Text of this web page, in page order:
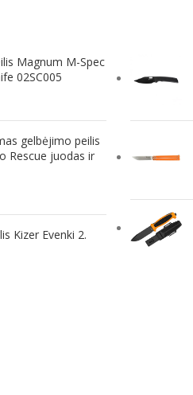
Magnum M-Spec
02SC005
gelbėjimo peilis
Rescue juodas ir
Kizer Evenki 2.